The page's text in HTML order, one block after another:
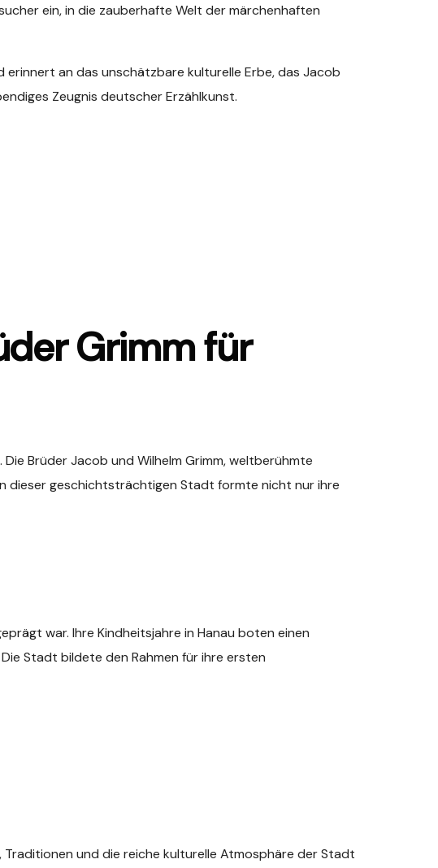
ein, in die zauberhafte Welt der märchenhaften
an das unschätzbare kulturelle Erbe, das Jacob
Zeugnis deutscher Erzählkunst.
Grimm für
Brüder Jacob und Wilhelm Grimm, weltberühmte
dieser geschichtsträchtigen Stadt formte nicht nur ihre
war. Ihre Kindheitsjahre in Hanau boten einen
Stadt bildete den Rahmen für ihre ersten
Traditionen und die reiche kulturelle Atmosphäre der Stadt